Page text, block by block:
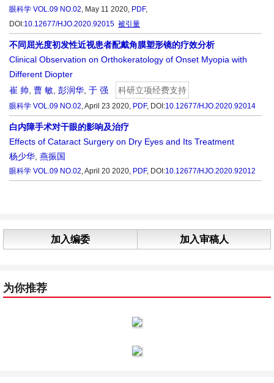
眼科学 VOL.09 NO.02, May 11 2020, PDF,
DOI:10.12677/HJO.2020.92015 被引量
不同屈光度初发性近视患者配戴角膜塑形镜的疗效分析
Clinical Observation on Orthokeratology of Onset Myopia with
Different Diopter
崔 帅 曹 敏 彭润华 于 强 科研立项经费支持
眼科学 VOL.09 NO.02, April 23 2020, PDF, DOI:10.12677/HJO.2020.92014
白内障手术对干眼的影响及治疗
Effects of Cataract Surgery on Dry Eyes and Its Treatment
杨少华 燕振国
眼科学 VOL.09 NO.02, April 20 2020, PDF, DOI:10.12677/HJO.2020.92012
加入编委 加入审稿人
为你推荐